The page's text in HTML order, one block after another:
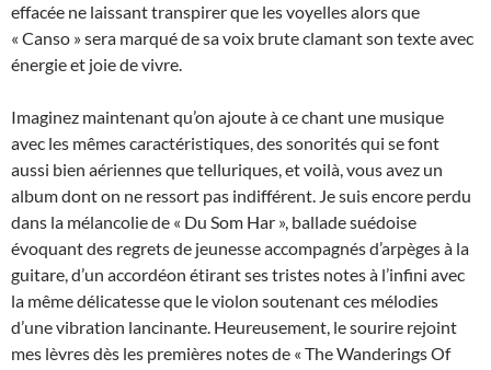
effacée ne laissant transpirer que les voyelles alors que
« Canso » sera marqué de sa voix brute clamant son texte avec
énergie et joie de vivre.
Imaginez maintenant qu’on ajoute à ce chant une musique
avec les mêmes caractéristiques, des sonorités qui se font
aussi bien aériennes que telluriques, et voilà, vous avez un
album dont on ne ressort pas indifférent. Je suis encore perdu
dans la mélancolie de « Du Som Har », ballade suédoise
évoquant des regrets de jeunesse accompagnés d’arpèges à la
guitare, d’un accordéon étirant ses tristes notes à l’infini avec
la même délicatesse que le violon soutenant ces mélodies
d’une vibration lancinante. Heureusement, le sourire rejoint
mes lèvres dès les premières notes de « The Wanderings Of